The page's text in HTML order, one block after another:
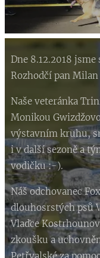
Dne 8.12.2018
Rozhodčí pan
Naše veteránka
Monikou
výstavním kruhu,
i v další sezoně a
vodičku :-).
Náš odchovanec
dlouhosrstých psů
Vlaďce
zkoušku a